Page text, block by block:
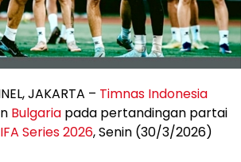
JAKARTA – Timnas Indonesia
Bulgaria pada pertandingan partai
Series 2026, Senin (30/3/2026)